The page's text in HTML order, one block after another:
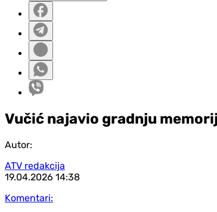
Vučić najavio gradnju
Autor:
ATV redakcija
19.04.2026 14:38
Komentari: